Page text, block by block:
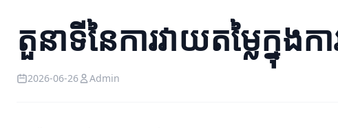
តួនាទីនៃការវាយតម្លៃក្នុងក
2026-06-26 Admin